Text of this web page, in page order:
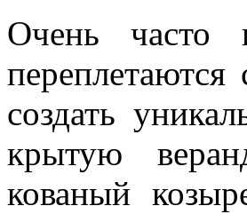
Очень часто
создать
крытую
кованый